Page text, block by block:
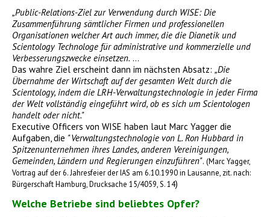
„Public-Relations-Ziel zur Verwendung durch WISE: Die
Zusammenführung sämtlicher Firmen und professionellen
Organisationen welcher Art auch immer, die die Dianetik und
Scientology Technologe für administrative und kommerzielle und
Verbesserungszwecke einsetzen. ...
Das wahre Ziel erscheint dann im nächsten Absatz: „Die
Übernahme der Wirtschaft auf der gesamten Welt durch die
Scientology, indem die LRH-Verwaltungstechnologie in jeder Firma
der Welt vollständig eingeführt wird, ob es sich um Scientologen
handelt oder nicht."
Executive Officers von WISE haben laut Marc Yagger die
Aufgaben, die "Verwaltungstechnologie von L. Ron Hubbard in
Spitzenunternehmen ihres Landes, anderen Vereinigungen,
Gemeinden, Ländern und Regierungen einzuführen". (Marc Yagger,
Vortrag auf der 6. Jahresfeier der IAS am 6.10.1990 in Lausanne, zit. nach:
Bürgerschaft Hamburg, Drucksache 15/4059, S. 14)
Welche Betriebe sind beliebtes Opfer?